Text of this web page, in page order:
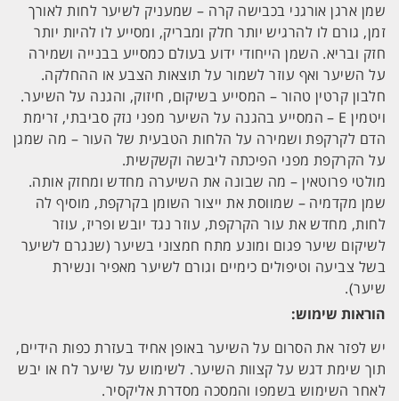
שמן ארגן אורגני בכבישה קרה – שמעניק לשיער לחות לאורך
זמן, גורם לו להרגיש יותר חלק ומבריק, ומסייע לו להיות יותר
חזק ובריא. השמן הייחודי ידוע בעולם כמסייע בבנייה ושמירה
על השיער ואף עוזר לשמור על תוצאות הצבע או ההחלקה.
חלבון קרטין טהור – המסייע בשיקום, חיזוק, והגנה על השיער.
ויטמין E – המסייע בהגנה על השיער מפני נזק סביבתי, זרימת
הדם לקרקפת ושמירה על הלחות הטבעית של העור – מה שמגן
על הקרקפת מפני הפיכתה ליבשה וקשקשית.
מולטי פרוטאין – מה שבונה את השיערה מחדש ומחזק אותה.
שמן מקדמיה – שמווסת את ייצור השומן בקרקפת, מוסיף לה
לחות, מחדש את עור הקרקפת, עוזר נגד יובש ופריז, עוזר
לשיקום שיער פגום ומונע מתח חמצוני בשיער (שנגרם לשיער
בשל צביעה וטיפולים כימיים וגורם לשיער מאפיר ונשירת
שיער).
הוראות שימוש:
יש לפזר את הסרום על השיער באופן אחיד בעזרת כפות הידיים,
תוך שימת דגש על קצוות השיער. לשימוש על שיער לח או יבש
לאחר השימוש בשמפו והמסכה מסדרת אליקסיר.